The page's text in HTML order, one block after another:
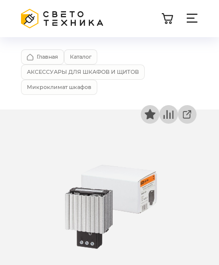
Главная Каталог
АКСЕССУАРЫ ДЛЯ ШКАФОВ И ЩИТОВ
Микроклимат шкафов